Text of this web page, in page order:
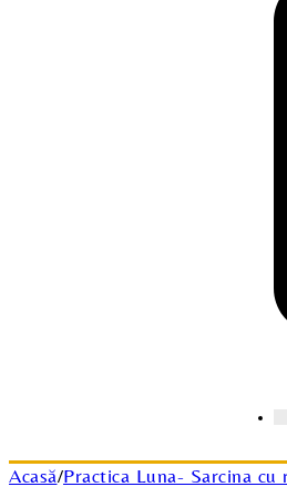
Acasă/Practica Luna- Sarcina cu